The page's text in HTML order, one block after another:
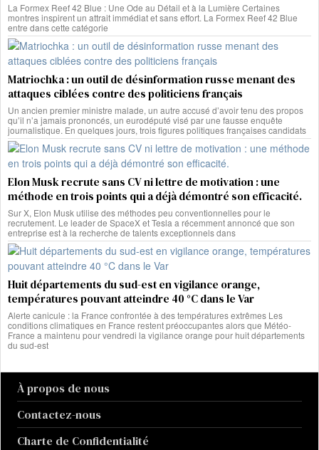
La Formex Reef 42 Blue : Une Ode au Détail et à la Lumière Certaines
montres inspirent un attrait immédiat et sans effort. La Formex Reef 42 Blue
entre dans cette catégorie
Matriochka : un outil de désinformation russe menant des
attaques ciblées contre des politiciens français
Un ancien premier ministre malade, un autre accusé d’avoir tenu des propos
qu’il n’a jamais prononcés, un eurodéputé visé par une fausse enquête
journalistique. En quelques jours, trois figures politiques françaises candidats
Elon Musk recrute sans CV ni lettre de motivation : une
méthode en trois points qui a déjà démontré son efficacité.
Sur X, Elon Musk utilise des méthodes peu conventionnelles pour le
recrutement. Le leader de SpaceX et Tesla a récemment annoncé que son
entreprise est à la recherche de talents exceptionnels dans
Huit départements du sud-est en vigilance orange,
températures pouvant atteindre 40 °C dans le Var
Alerte canicule : la France confrontée à des températures extrêmes Les
conditions climatiques en France restent préoccupantes alors que Météo-
France a maintenu pour vendredi la vigilance orange pour huit départements
du sud-est
À propos de nous
Contactez-nous
Charte de Confidentialité